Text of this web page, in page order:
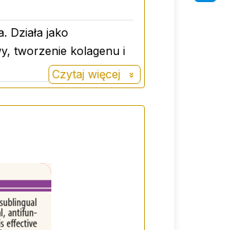
Działa jako
tworzenie kolagenu i
Czytaj więcej